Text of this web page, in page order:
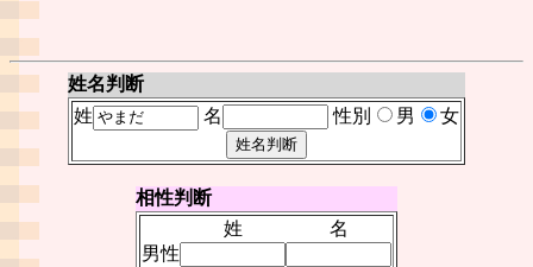
姓名判断
姓
名 性別 男 女
相性判断
姓
名
男性